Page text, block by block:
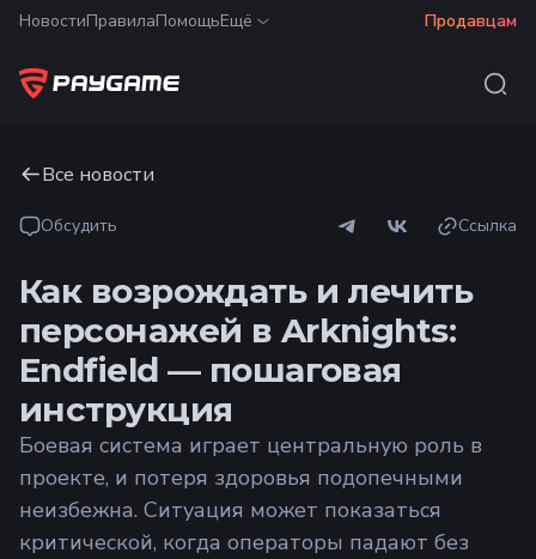
НовостиПравилаПомощьЕщё Продавцам
Все новости
Обсудить Ссылка
Как возрождать и лечить
персонажей в Arknights:
Endfield — пошаговая
инструкция
Боевая система играет центральную роль в
проекте, и потеря здоровья подопечными
неизбежна. Ситуация может показаться
критической, когда операторы падают без